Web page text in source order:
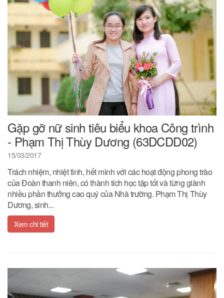
Gặp gỡ nữ sinh tiêu biểu khoa Công trình
- Phạm Thị Thùy Dương (63DCDD02)
15/03/2017
Trách nhiệm, nhiệt tình, hết mình với các hoạt động phong trào
của Đoàn thanh niên, có thành tích học tập tốt và từng giành
nhiều phần thưởng cao quý của Nhà trường. Phạm Thị Thùy
Dương, sinh...
Xem chi tiết